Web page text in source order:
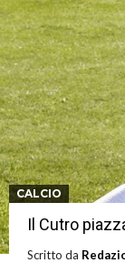
CALCIO
Il Cutro
Scritto da